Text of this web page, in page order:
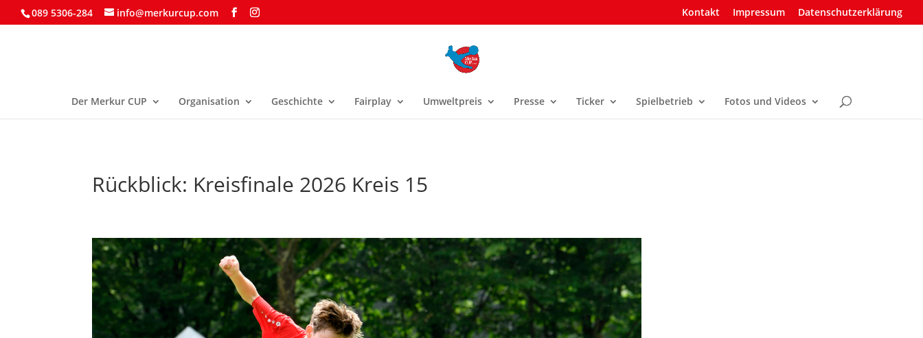
089 5306-284 info@merkurcup.com Kontakt Impressum Datenschutzerklärung
Der Merkur CUP Organisation Geschichte Fairplay Umweltpreis Presse Ticker Spielbetrieb Fotos und Videos
Rückblick: Kreisfinale 2026 Kreis 15